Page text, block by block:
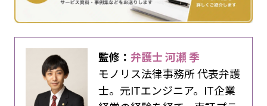
監修：弁護士 河瀬 季
モノリス法律事務所 代表弁護
士。元ITエンジニア。IT企業